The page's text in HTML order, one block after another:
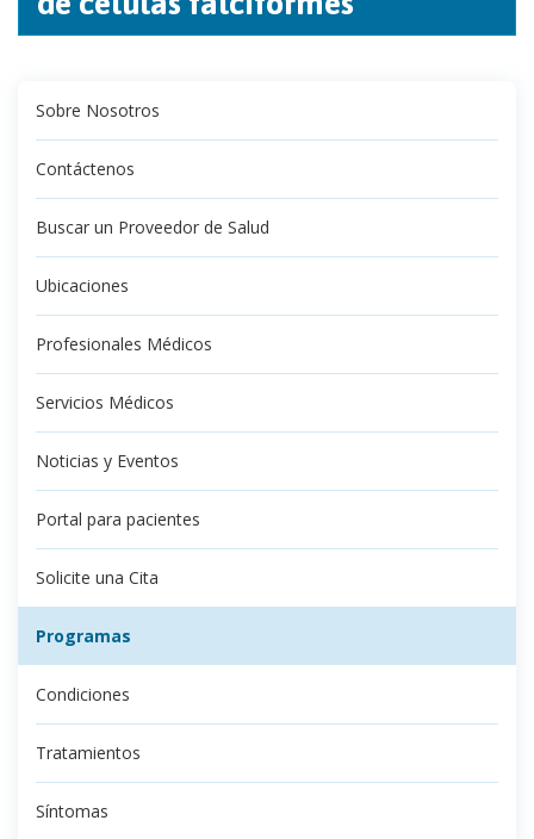
Sobre Nosotros
Contáctenos
Buscar un Proveedor de Salud
Ubicaciones
Profesionales Médicos
Servicios Médicos
Noticias y Eventos
Portal para pacientes
Solicite una Cita
Programas
Condiciones
Tratamientos
Síntomas